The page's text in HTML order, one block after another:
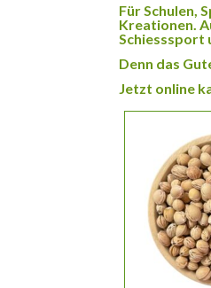
Für Schulen,
Kreationen.
Schiesssport
Denn das
Jetzt online